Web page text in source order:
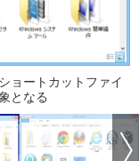
ョートカットファイ
となる